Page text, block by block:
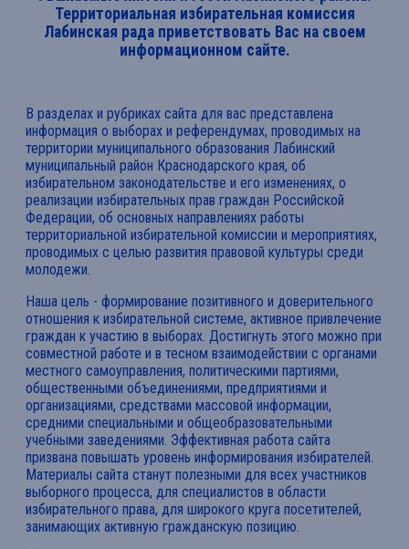
Территориальная избирательная комиссия
Лабинская рада приветствовать Вас на своем
информационном сайте.
В разделах и рубриках сайта для вас представлена
информация о выборах и референдумах, проводимых на
территории муниципального образования Лабинский
муниципальный район Краснодарского края, об
избирательном законодательстве и его изменениях, о
реализации избирательных прав граждан Российской
Федерации, об основных направлениях работы
территориальной избирательной комиссии и мероприятиях,
проводимых с целью развития правовой культуры среди
молодежи.
Наша цель - формирование позитивного и доверительного
отношения к избирательной системе, активное привлечение
граждан к участию в выборах. Достигнуть этого можно при
совместной работе и в тесном взаимодействии с органами
местного самоуправления, политическими партиями,
общественными объединениями, предприятиями и
организациями, средствами массовой информации,
средними специальными и общеобразовательными
учебными заведениями. Эффективная работа сайта
призвана повышать уровень информирования избирателей.
Материалы сайта станут полезными для всех участников
выборного процесса, для специалистов в области
избирательного права, для широкого круга посетителей,
занимающих активную гражданскую позицию.